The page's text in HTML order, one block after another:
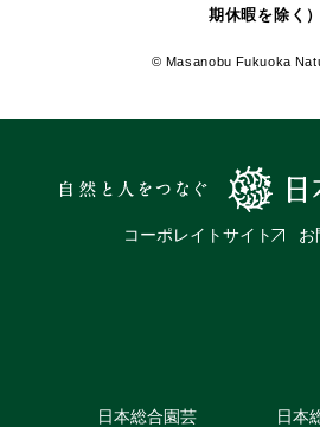
期休暇を除く）
© Masanobu Fukuoka
コーポレイトサイト お
日本総合園芸
日本